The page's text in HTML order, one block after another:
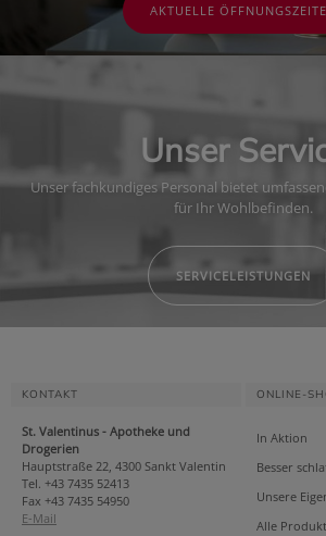
AKTUELLE
Unser
Unser fachkundiges Personal bietet
für Ihr Wohlbefinden.
SERVICELEISTUNGEN
KONTAKT
St. Valentinus - Apotheke und
Drogerien
Hauptstraße 22, 4300 Sankt Valentin
Tel. +43 7435 52413
Fax +43 7435 54950
E-Mail
ONLINE-
In Aktion
Besser
Unsere
Alle